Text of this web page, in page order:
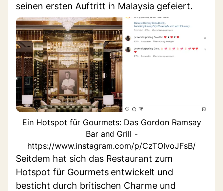
seinen ersten Auftritt in Malaysia gefeiert.
Ein Hotspot für Gourmets: Das Gordon Ramsay
Bar and Grill -
https://www.instagram.com/p/CzTOIvoJFsB/
Seitdem hat sich das Restaurant zum
Hotspot für Gourmets entwickelt und
besticht durch britischen Charme und